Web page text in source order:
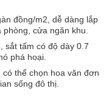
đồng/m2, dễ dàng lắp
cửa ngăn khu.
sắt tấm có độ dày 0.7
phá hoại.
thể chọn hoa văn đơn
sống đô thị.